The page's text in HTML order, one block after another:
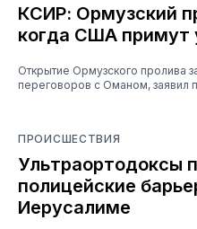
КСИР: Ормузский
когда США примут
Открытие Ормузского пролива
переговоров с Оманом, заявил
ПРОИСШЕСТВИЯ
Ультраортодоксы
полицейские
Иерусалиме